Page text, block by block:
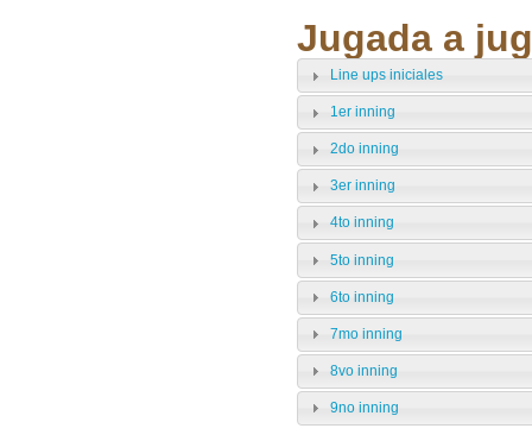
Jugada a
Line ups iniciales
1er inning
2do inning
3er inning
4to inning
5to inning
6to inning
7mo inning
8vo inning
9no inning